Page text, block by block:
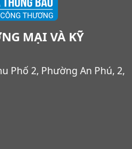
MẠI VÀ KỸ
Phố 2, Phường An Phú, 2,